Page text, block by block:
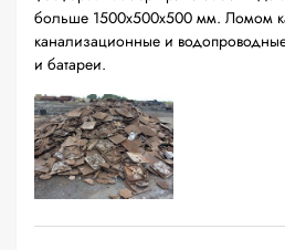
больше 1500х500х500 мм. Ломом
канализационные и
и батареи.